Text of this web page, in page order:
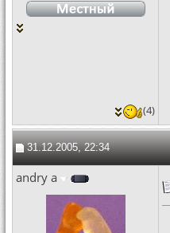
(4)
31.12.2005, 22:34
andry a